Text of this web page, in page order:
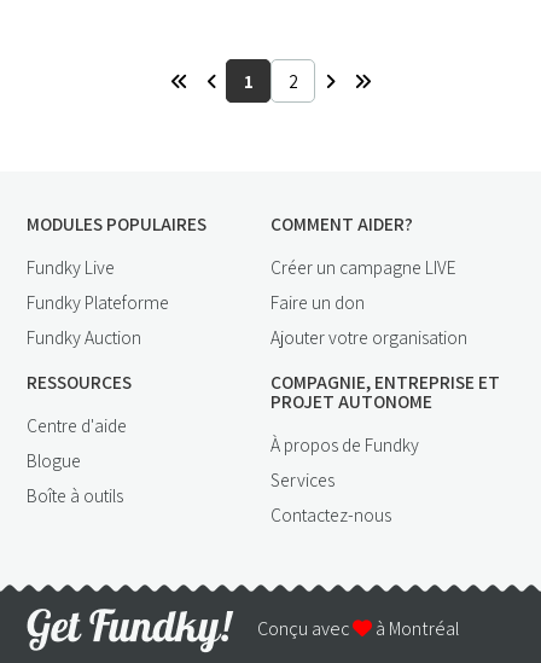
1 2
MODULES POPULAIRES
Fundky Live
Fundky Plateforme
Fundky Auction
COMMENT AIDER?
Créer un campagne LIVE
Faire un don
Ajouter votre organisation
RESSOURCES
Centre d'aide
Blogue
Boîte à outils
COMPAGNIE, ENTREPRISE ET
PROJET AUTONOME
À propos de Fundky
Services
Contactez-nous
Conçu avec à Montréal